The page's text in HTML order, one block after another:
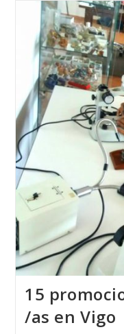
Miss
2018
Fué
Por
Una
De
La
T.
De
Del
15
/as en Vigo